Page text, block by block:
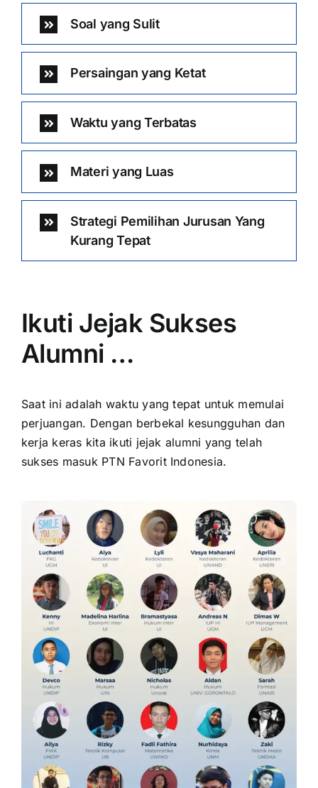
Soal yang Sulit
Persaingan yang Ketat
Waktu yang Terbatas
Materi yang Luas
Strategi Pemilihan Jurusan Yang
Kurang Tepat
Ikuti Jejak Sukses
Alumni …
Saat ini adalah waktu yang tepat untuk memulai
perjuangan. Dengan berbekal kesungguhan dan
kerja keras kita ikuti jejak alumni yang telah
sukses masuk PTN Favorit Indonesia.